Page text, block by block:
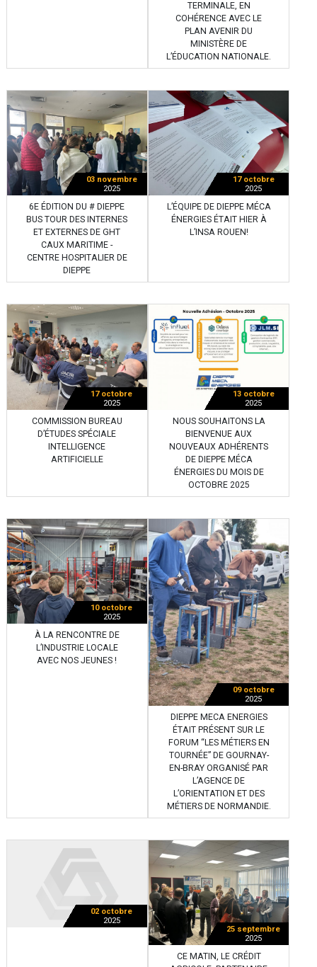
TERMINALE, EN
COHÉRENCE AVEC LE
PLAN AVENIR DU
MINISTÈRE DE
L’ÉDUCATION NATIONALE.
03 novembre
2025
6E ÉDITION DU # DIEPPE
BUS TOUR DES INTERNES
ET EXTERNES DE GHT
CAUX MARITIME -
CENTRE HOSPITALIER DE
DIEPPE
17 octobre
2025
L’ÉQUIPE DE DIEPPE MÉCA
ÉNERGIES ÉTAIT HIER À
L’INSA ROUEN!
17 octobre
2025
COMMISSION BUREAU
D’ÉTUDES SPÉCIALE
INTELLIGENCE
ARTIFICIELLE
13 octobre
2025
NOUS SOUHAITONS LA
BIENVENUE AUX
NOUVEAUX ADHÉRENTS
DE DIEPPE MÉCA
ÉNERGIES DU MOIS DE
OCTOBRE 2025
10 octobre
2025
À LA RENCONTRE DE
L’INDUSTRIE LOCALE
AVEC NOS JEUNES !
09 octobre
2025
DIEPPE MECA ENERGIES
ÉTAIT PRÉSENT SUR LE
FORUM “LES MÉTIERS EN
TOURNÉE” DE GOURNAY-
EN-BRAY ORGANISÉ PAR
L’AGENCE DE
L’ORIENTATION ET DES
MÉTIERS DE NORMANDIE.
02 octobre
2025
25 septembre
2025
CE MATIN, LE CRÉDIT